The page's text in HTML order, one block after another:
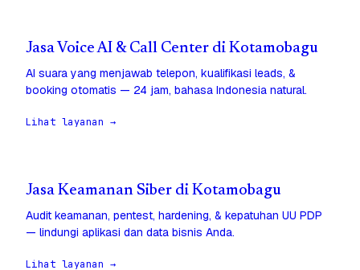
Jasa Voice AI & Call Center di Kotamobagu
AI suara yang menjawab telepon, kualifikasi leads, &
booking otomatis — 24 jam, bahasa Indonesia natural.
Lihat layanan →
Jasa Keamanan Siber di Kotamobagu
Audit keamanan, pentest, hardening, & kepatuhan UU PDP
— lindungi aplikasi dan data bisnis Anda.
Lihat layanan →